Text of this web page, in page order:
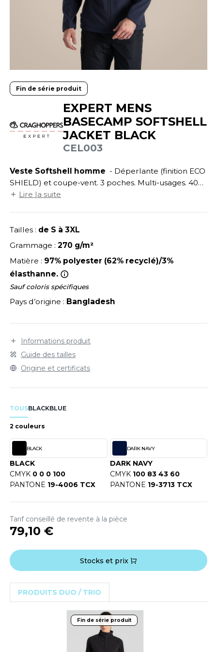
MODULABLES
LABEL / TEAR AWAY
VETEMENTS
SHIRT
SHIRT
PROFESSIONNELLE
- BLOUSON
YOUR BRAND
SI ON L'APPELAIT FRANCIS
HALES
OF THE LOOM
OF THE LOOM VINTAGE
- BLANKS
COOL
HOODS
SERIE
DE LA MER
ECORESPONSABLE
Fin de série produit
EXPERT MENS
BASECAMP SOFTSHELL
JACKET BLACK
CEL003
Veste Softshell homme
SHIELD) et coupe-vent. 3 poches. Multi-usages. 40
bouteilles recyclées par produit. Intérieur en micro
Lire la suite
Tailles : de S à 3XL
Grammage : 270 g/m²
Matière : 97% polyester (62% recyclé)/3%
élasthanne.
Sauf coloris spécifiques
Pays d’origine : Bangladesh
Informations produit
Guide des tailles
Origine et certificats
TOUSBLACKBLUE
2 couleurs
BLACK
BLACK
CMYK 0 0 0 100
PANTONE 19-4006 TCX
DARK NAVY
DARK NAVY
CMYK 100 83 43 60
PANTONE 19-3713 TCX
Tarif conseillé de revente à la pièce
79,10 €
Stocks et prix
PRODUITS DUO / TRIO
Fin de série produit